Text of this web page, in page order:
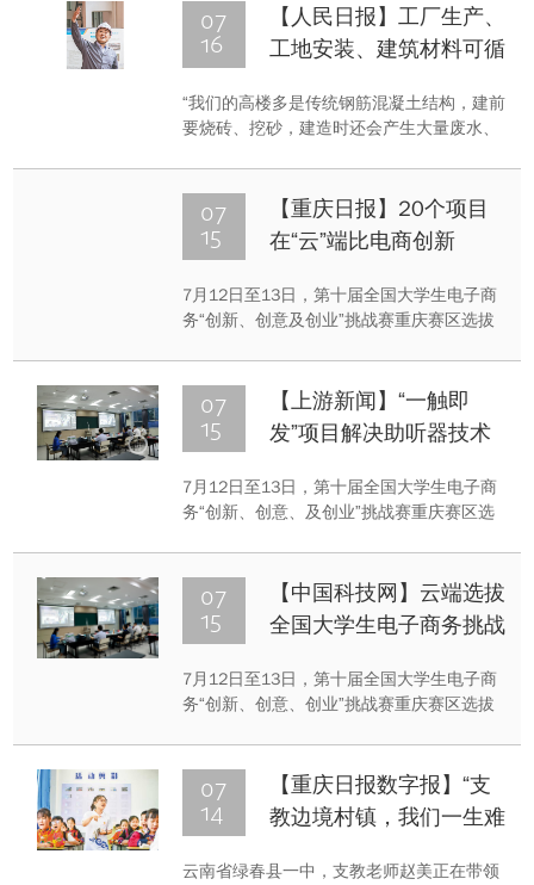
办。根据疫情防控要求，本届大赛首次采取
学生全程线上答辩，专家评委线下分组评审
的方式进行。据了解，经过资格审核，校级
支团队、790人次学生参加本次大赛。大赛
选拔赛分为分组赛和决赛两个环节，274
07
16
【人民日报】工厂生产、
工地安装、建筑材料可循
未来建筑的绿色模样（自
“我们的高楼多是传统钢筋混凝土结构，建前
要烧砖、挖砂，建造时还会产生大量废水、
队的“高层钢—混凝土混合结构的理论、技术
与工程应用”项目获得国家科技进步奖一等
奖。在介绍项目最初思路时，周绪红说了上
展，未来的建筑也应该是绿色的建筑。
07
15
【重庆日报】20个项目
在“云”端比电商创新
7月12日至13日，第十届全国大学生电子商
务“创新、创意及创业”挑战赛重庆赛区选拔
办。根据疫情防控要求，本届大赛首次采取
学生全程线上答辩，专家评委线下分组评审
的方式进行。∵ 据了解，经过资格审
校的274支团队、790人次学生参加本次大
赛。大赛选拔赛分为分组赛和决赛两个环
07
15
【上游新闻】“一触即
发”项目解决助听器技术
商务赛重庆赛区特等奖
7月12日至13日，第十届全国大学生电子商
务“创新、创意、及创业”挑战赛重庆赛区选
评委线下分组评审的方式进行。经过资格审
核，校级选拔推荐，来自全市21所学校的
274支团队共790人次学生参加本次大赛。大
个参赛项目分为10组进行PPT展示，各团队
立足电商，聚焦“互联网+”、人工智...
07
15
【中国科技网】云端选拔
全国大学生电子商务挑战
7月12日至13日，第十届全国大学生电子商
务“创新、创意、创业”挑战赛重庆赛区选拔
重庆大学承办。根据疫情防控要求，本届大
赛首次采取学生全程线上答辩，专家评委线
下分组评审的方式进行。专家评审现场经过
所学校的274支团队，共790人次学生参加本
07
14
【重庆日报数字报】“支
教边境村镇，我们一生难
云南省绿春县一中，支教老师赵美正在带领